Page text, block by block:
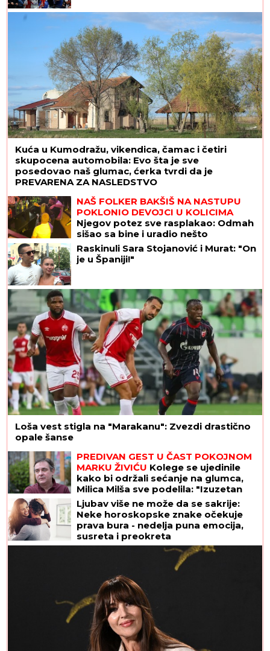
Kuća u Kumodražu, vikendica, čamac i četiri
skupocena automobila: Evo šta je sve
posedovao naš glumac, ćerka tvrdi da je
PREVARENA ZA NASLEDSTVO
NAŠ FOLKER BAKŠIŠ NA NASTUPU
POKLONIO DEVOJCI U KOLICIMA
Njegov potez sve rasplakao: Odmah
sišao sa bine i uradio nešto
neočekivano
Raskinuli Sara Stojanović i Murat: "On
je u Španiji!"
Loša vest stigla na "Marakanu": Zvezdi drastično
opale šanse
PREDIVAN GEST U ČAST POKOJNOM
MARKU ŽIVIĆU Kolege se ujedinile
kako bi održali sećanje na glumca,
Milica Milša sve podelila: "Izuzetan
prijatelj i čovek"
Ljubav više ne može da se sakrije:
Neke horoskopske znake očekuje
prava bura - nedelja puna emocija,
susreta i preokreta